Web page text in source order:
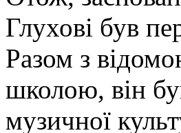
Глухові був
Разом з
школою, він
музичної